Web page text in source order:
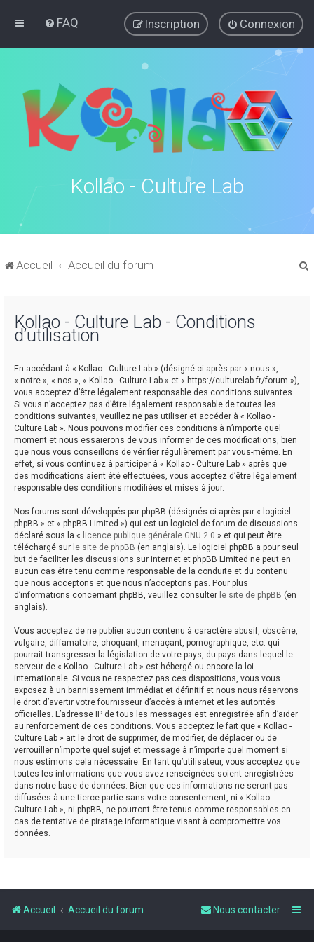
FAQ Connexion
Inscription
Kollao - Culture Lab
Accueil Accueil du forum
Kollao - Culture Lab - Conditions
d’utilisation
En accédant à « Kollao - Culture Lab » (désigné ci-après par « nous »,
« notre », « nos », « Kollao - Culture Lab » et « https://culturelab.fr/forum »),
vous acceptez d’être légalement responsable des conditions suivantes.
Si vous n’acceptez pas d’être légalement responsable de toutes les
conditions suivantes, veuillez ne pas utiliser et accéder à « Kollao -
Culture Lab ». Nous pouvons modifier ces conditions à n’importe quel
moment et nous essaierons de vous informer de ces modifications, bien
que nous vous conseillons de vérifier régulièrement par vous-même. En
effet, si vous continuez à participer à « Kollao - Culture Lab » après que
des modifications aient été effectuées, vous acceptez d’être légalement
responsable des conditions modifiées et mises à jour.
Nos forums sont développés par phpBB (désignés ci-après par « logiciel
phpBB » et « phpBB Limited ») qui est un logiciel de forum de discussions
déclaré sous la « licence publique générale GNU 2.0 » et qui peut être
téléchargé sur le site de phpBB (en anglais). Le logiciel phpBB a pour seul
but de faciliter les discussions sur internet et phpBB Limited ne peut en
aucun cas être tenu comme responsable de la conduite et du contenu
que nous acceptons et que nous n’acceptons pas. Pour plus
d’informations concernant phpBB, veuillez consulter le site de phpBB (en
anglais).
Vous acceptez de ne publier aucun contenu à caractère abusif, obscène,
vulgaire, diffamatoire, choquant, menaçant, pornographique, etc. qui
pourrait transgresser la législation de votre pays, du pays dans lequel le
serveur de « Kollao - Culture Lab » est hébergé ou encore la loi
internationale. Si vous ne respectez pas ces dispositions, vous vous
exposez à un bannissement immédiat et définitif et nous nous réservons
le droit d’avertir votre fournisseur d’accès à internet et les autorités
officielles. L’adresse IP de tous les messages est enregistrée afin d’aider
au renforcement de ces conditions. Vous acceptez le fait que « Kollao -
Culture Lab » ait le droit de supprimer, de modifier, de déplacer ou de
verrouiller n’importe quel sujet et message à n’importe quel moment si
nous estimons cela nécessaire. En tant qu’utilisateur, vous acceptez que
toutes les informations que vous avez renseignées soient enregistrées
dans notre base de données. Bien que ces informations ne seront pas
diffusées à une tierce partie sans votre consentement, ni « Kollao -
Culture Lab », ni phpBB, ne pourront être tenus comme responsables en
cas de tentative de piratage informatique visant à compromettre vos
données.
Accueil Accueil du forum Nous contacter